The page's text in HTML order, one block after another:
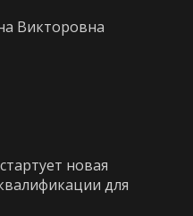
Викторовна
новая
для